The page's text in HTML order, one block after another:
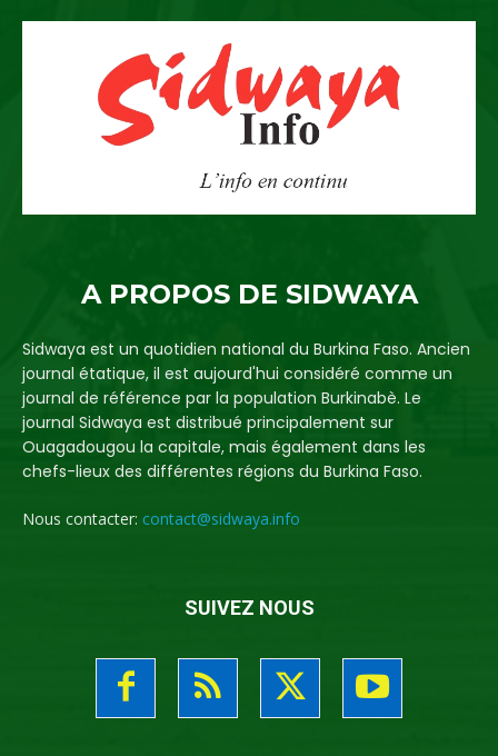
A PROPOS DE SIDWAYA
Sidwaya est un quotidien national du Burkina Faso. Ancien
journal étatique, il est aujourd'hui considéré comme un
journal de référence par la population Burkinabè. Le
journal Sidwaya est distribué principalement sur
Ouagadougou la capitale, mais également dans les
chefs-lieux des différentes régions du Burkina Faso.
Nous contacter: contact@sidwaya.info
SUIVEZ NOUS